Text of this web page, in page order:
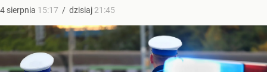
4 sierpnia 15:17 / dzisiaj 21:45